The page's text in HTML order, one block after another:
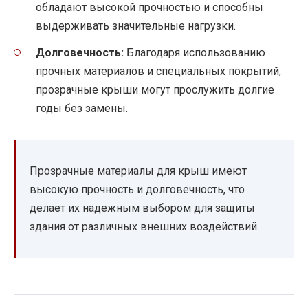
обладают высокой прочностью и способны
выдерживать значительные нагрузки.
Долговечность: Благодаря использованию
прочных материалов и специальных покрытий,
прозрачные крыши могут прослужить долгие
годы без замены.
Прозрачные материалы для крыш имеют
высокую прочность и долговечность, что
делает их надежным выбором для защиты
здания от различных внешних воздействий.